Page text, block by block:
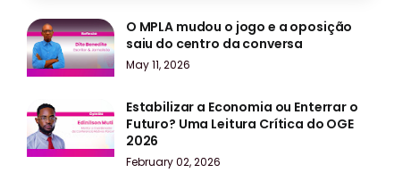
O MPLA mudou o jogo e a oposição
saiu do centro da conversa
May 11, 2026
Estabilizar a Economia ou Enterrar o
Futuro? Uma Leitura Crítica do OGE
2026
February 02, 2026